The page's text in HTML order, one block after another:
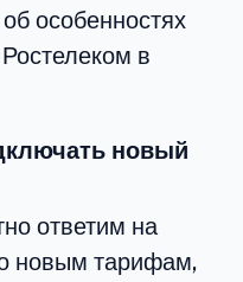
особенностях
в
новый
ответим на
новым тарифам,